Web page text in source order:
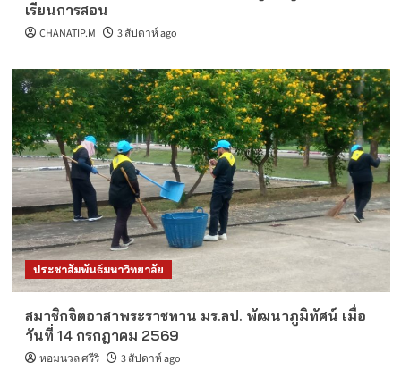
เรียนการสอน
CHANATIP.M 3 สัปดาห์ ago
ประชาสัมพันธ์มหาวิทยาลัย
สมาชิกจิตอาสาพระราชทาน มร.ลป. พัฒนาภูมิทัศน์ เมื่อ
วันที่ 14 กรกฎาคม 2569
หอมนวล ศรีริ 3 สัปดาห์ ago